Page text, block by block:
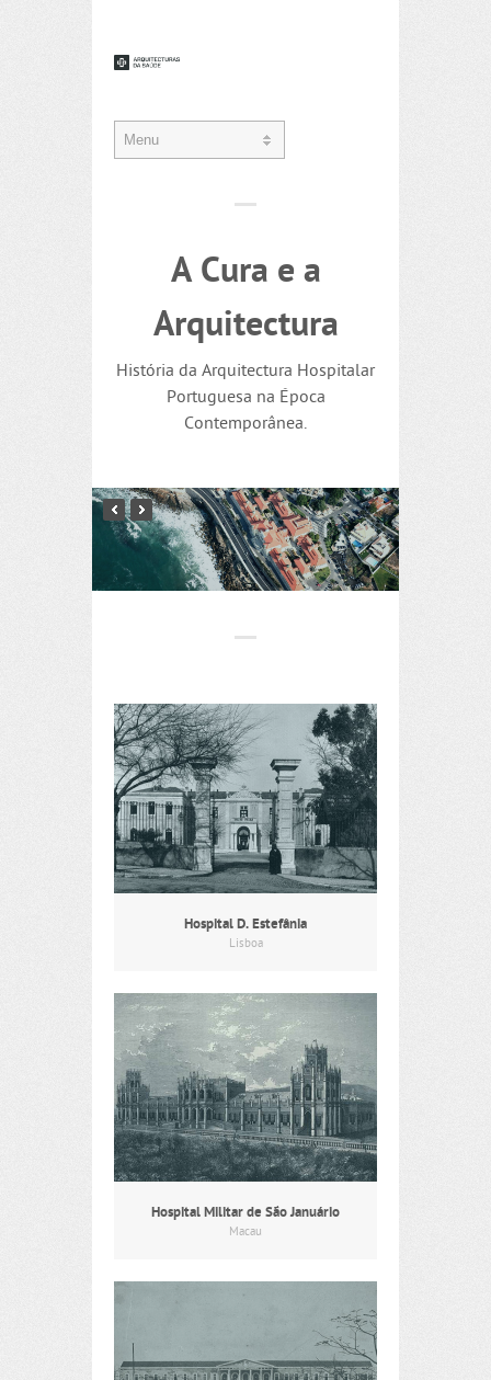
A Cura e a
Arquitectura
História da Arquitectura Hospitalar
Portuguesa na Época
Contemporânea.
Hospital D. Estefânia
Lisboa
Hospital Militar de São Januário
Macau